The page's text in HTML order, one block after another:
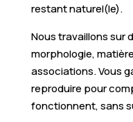
restant naturel(le).
Nous travaillons sur
morphologie,
associations. Vous
reproduire pour
fonctionnent, sans